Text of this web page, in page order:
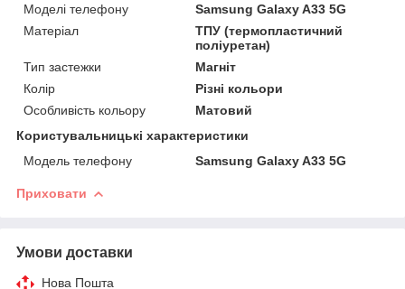
Моделі телефону
Samsung Galaxy A33 5G
Матеріал
ТПУ (термопластичний
поліуретан)
Тип застежки
Магніт
Колір
Різні кольори
Особливість кольору
Матовий
Користувальницькі характеристики
Модель телефону
Samsung Galaxy A33 5G
Приховати
Умови доставки
Нова Пошта